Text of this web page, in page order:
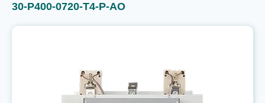
30-P400-0720-T4-P-AO